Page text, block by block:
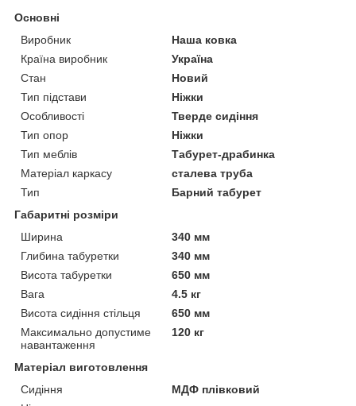
Основні
Виробник
Наша ковка
Країна виробник
Україна
Стан
Новий
Тип підстави
Ніжки
Особливості
Тверде сидіння
Тип опор
Ніжки
Тип меблів
Табурет-драбинка
Матеріал каркасу
сталева труба
Тип
Барний табурет
Габаритні розміри
Ширина
340 мм
Глибина табуретки
340 мм
Висота табуретки
650 мм
Вага
4.5 кг
Висота сидіння стільця
650 мм
Максимально допустиме
навантаження
120 кг
Матеріал виготовлення
Сидіння
МДФ плівковий